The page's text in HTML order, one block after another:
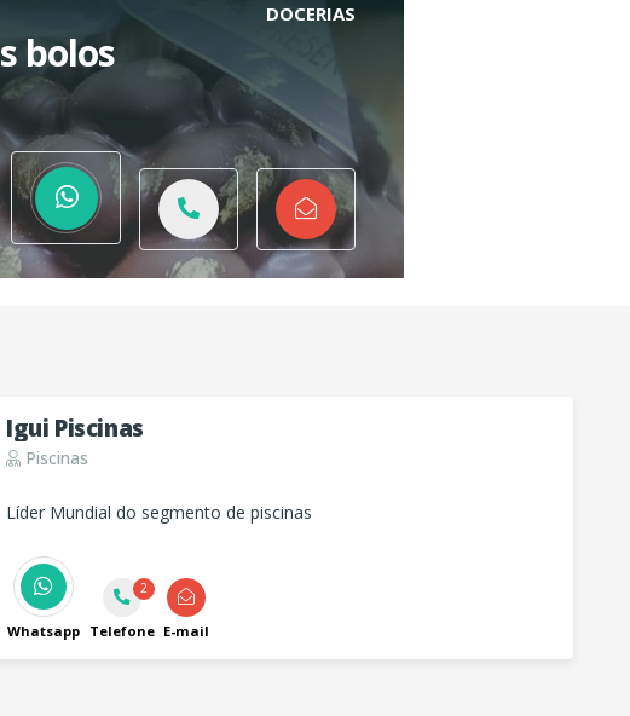
DOCERIAS
bolos
Igui Piscinas
Piscinas
Líder Mundial do segmento de piscinas
Whatsapp
2
Telefone E-mail